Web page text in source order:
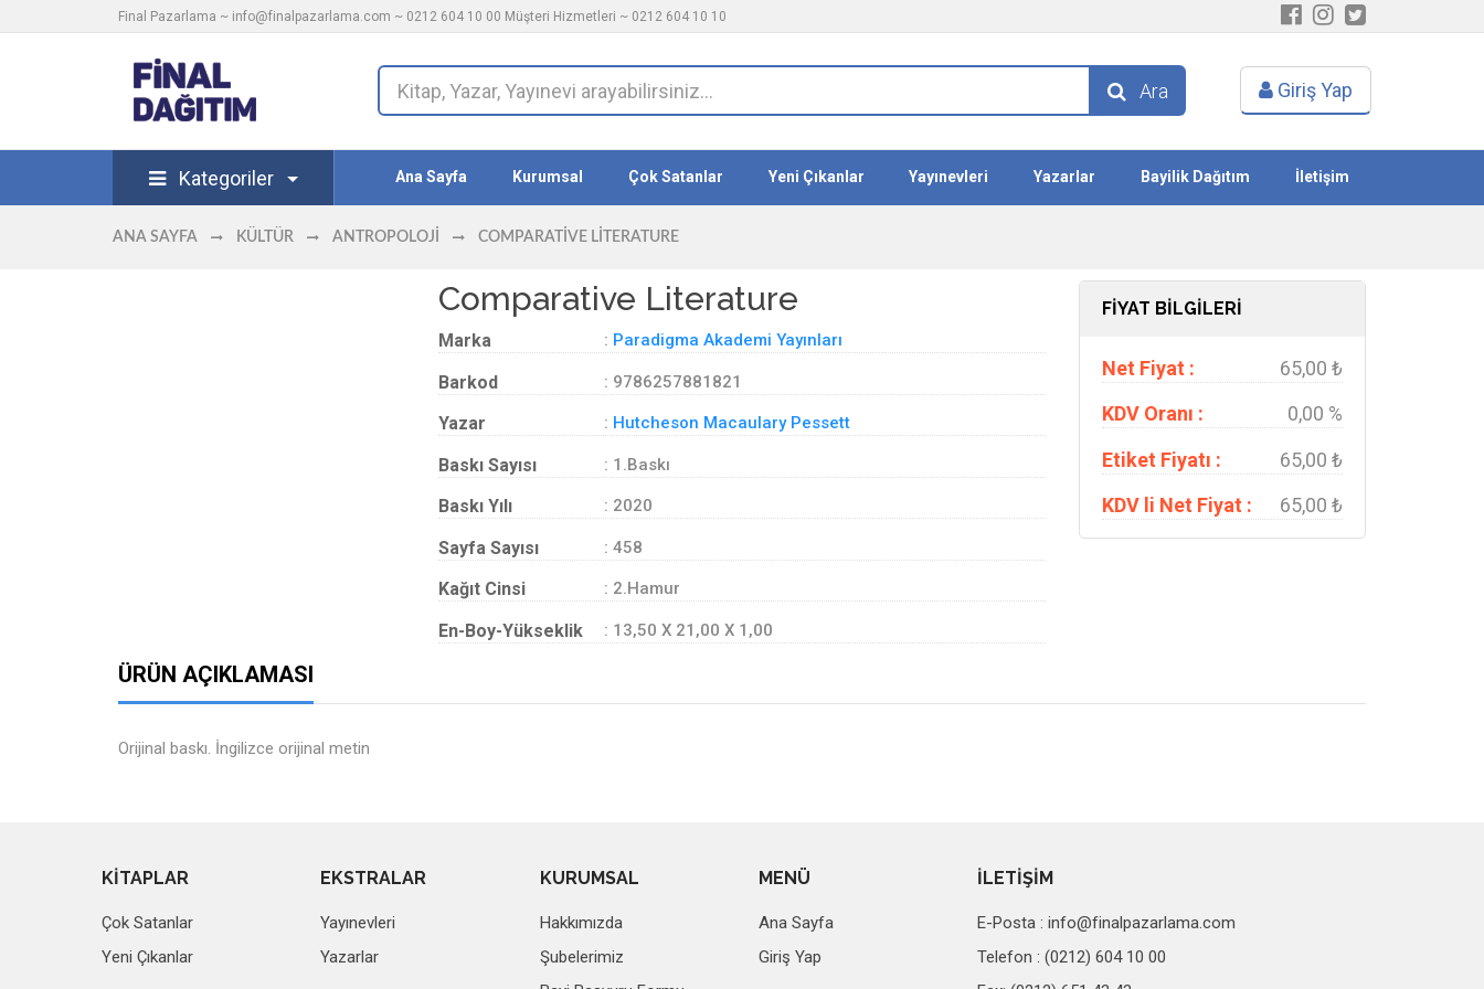
Final Pazarlama ~ info@finalpazarlama.com ~ 0212 604 10 00 Müşteri Hizmetleri ~ 0212 604 10 10
Ara Giriş Yap
Kategoriler Ana Sayfa Kurumsal Çok Satanlar Yeni Çıkanlar Yayınevleri Yazarlar Bayilik Dağıtım İletişim
ANA SAYFA KÜLTÜR ANTROPOLOJI COMPARATIVE LITERATURE
Comparative Literature
Marka : Paradigma Akademi Yayınları
Barkod : 9786257881821
Yazar : Hutcheson Macaulary Pessett
Baskı Sayısı : 1.Baskı
Baskı Yılı : 2020
Sayfa Sayısı : 458
Kağıt Cinsi : 2.Hamur
En-Boy-Yükseklik : 13,50 X 21,00 X 1,00
FİYAT BİLGİLERİ
Net Fiyat :
65,00 ₺
KDV Oranı :
0,00 %
Etiket Fiyatı :
65,00 ₺
KDV li Net Fiyat :
65,00 ₺
ÜRÜN AÇIKLAMASI
Orijinal baskı. İngilizce orijinal metin
KİTAPLAR
Çok Satanlar
Yeni Çıkanlar
EKSTRALAR
Yayınevleri
Yazarlar
KURUMSAL
Hakkımızda
Şubelerimiz
MENÜ
Ana Sayfa
Giriş Yap
İLETİŞİM
E-Posta :info@finalpazarlama.com
Telefon : (0212) 604 10 00